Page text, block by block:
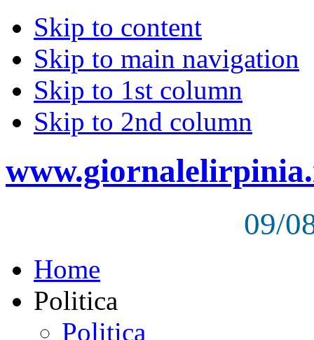
Skip to content
Skip to main navigation
Skip to 1st column
Skip to 2nd column
09/
Home
Politica
Politica